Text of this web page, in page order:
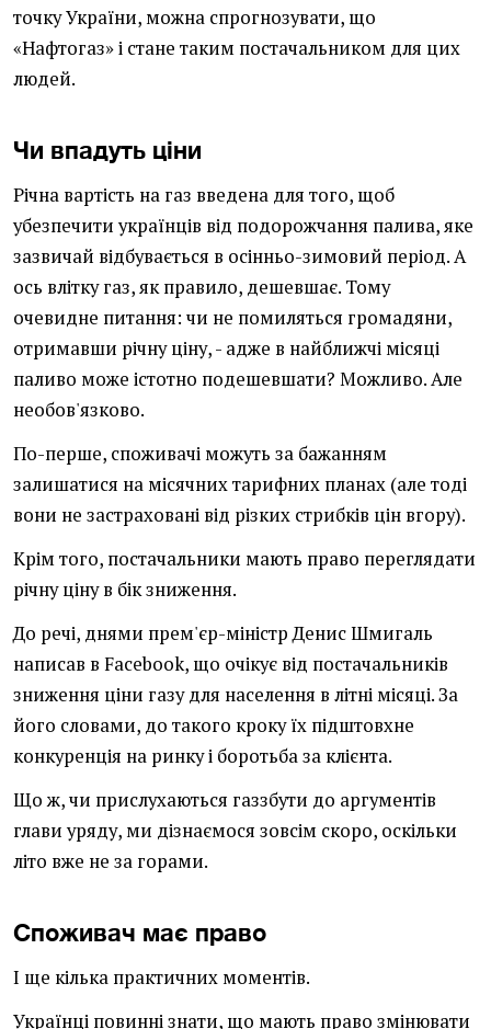
точку України, можна спрогнозувати, що
«Нафтогаз» і стане таким постачальником для цих
людей.
Чи впадуть ціни
Річна вартість на газ введена для того, щоб
убезпечити українців від подорожчання палива, яке
зазвичай відбувається в осінньо-зимовий період. А
ось влітку газ, як правило, дешевшає. Тому
очевидне питання: чи не помиляться громадяни,
отримавши річну ціну, - адже в найближчі місяці
паливо може істотно подешевшати? Можливо. Але
необов'язково.
По-перше, споживачі можуть за бажанням
залишатися на місячних тарифних планах (але тоді
вони не застраховані від різких стрибків цін вгору).
Крім того, постачальники мають право переглядати
річну ціну в бік зниження.
До речі, днями прем'єр-міністр Денис Шмигаль
написав в Facebook, що очікує від постачальників
зниження ціни газу для населення в літні місяці. За
його словами, до такого кроку їх підштовхне
конкуренція на ринку і боротьба за клієнта.
Що ж, чи прислухаються газзбути до аргументів
глави уряду, ми дізнаємося зовсім скоро, оскільки
літо вже не за горами.
Споживач має право
І ще кілька практичних моментів.
Українці повинні знати, що мають право змінювати